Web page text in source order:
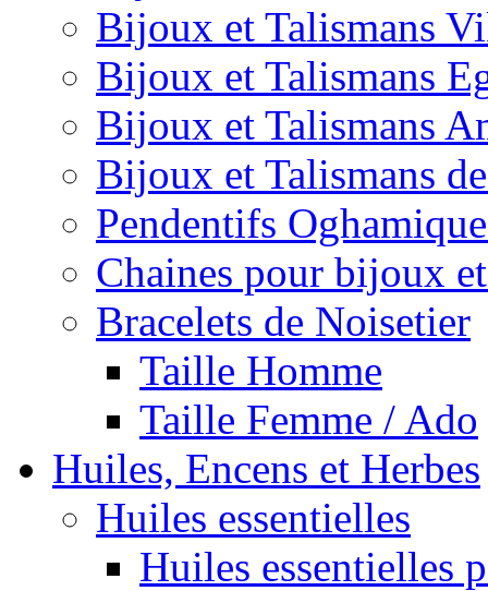
Bijoux et Talismans
Bijoux et Talismans
Bijoux et Talismans
Bijoux et Talismans
Pendentifs
Chaines pour bijoux
Bracelets de Noisetier
Taille Homme
Taille Femme / Ado
Huiles, Encens et Herbes
Huiles essentielles
Huiles essentielles